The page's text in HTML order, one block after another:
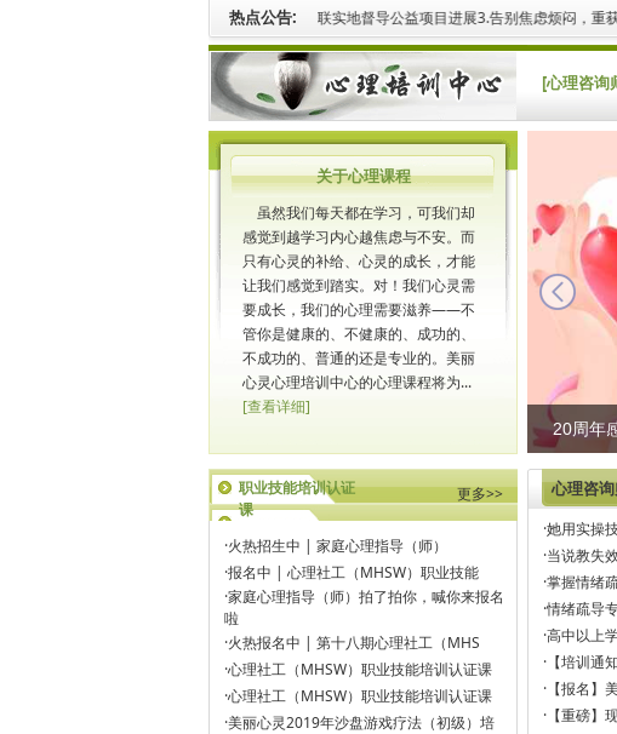
热点公告:
2.中心动态|守护童心再蓄力！市妇联实地督导公益项目进展3.告别焦虑烦闷，重获舒
[心理咨询
关于心理课程
虽然我们每天都在学习，可我们却
感觉到越学习内心越焦虑与不安。而
只有心灵的补给、心灵的成长，才能
让我们感觉到踏实。对！我们心灵需
要成长，我们的心理需要滋养――不
管你是健康的、不健康的、成功的、
不成功的、普通的还是专业的。美丽
心灵心理培训中心的心理课程将为...
[查看详细]
prev
20周年
职业技能培训认证
课
更多>>
·火热招生中 | 家庭心理指导（师）
·报名中 | 心理社工（MHSW）职业技能
·家庭心理指导（师）拍了拍你，喊你来报名
啦
·火热报名中 | 第十八期心理社工（MHS
·心理社工（MHSW）职业技能培训认证课
·心理社工（MHSW）职业技能培训认证课
·美丽心灵2019年沙盘游戏疗法（初级）培
心理咨
·她用实操
·当说教失
·掌握情绪
·情绪疏导
·高中以上
· 【培训通
· 【报名】
· 【重磅】